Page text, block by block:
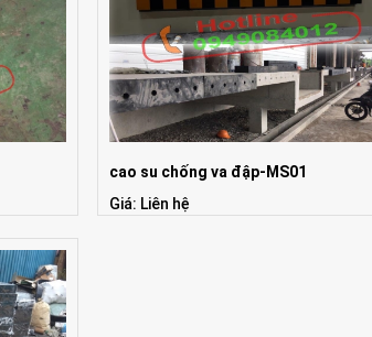
cao su chống va đập-MS01
Giá: Liên hệ